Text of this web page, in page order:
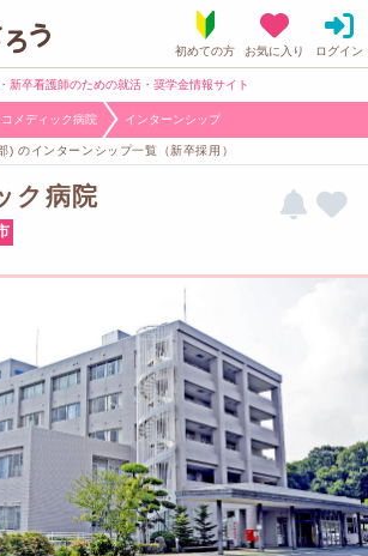
新卒看護師のための就活・奨学金情報サイト
メディック病院 インターンシップ
) のインターンシップ一覧（新卒採用）
ク病院